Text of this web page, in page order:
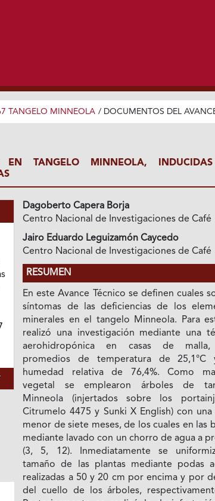
TANGELO MINNEOLA / DOCUMENTOS DEL
EN TANGELO MINNEOLA,
Dagoberto Capera Borja
Centro Nacional de Investigaciones de Café
Jairo Eduardo Leguizamón Caycedo
Centro Nacional de Investigaciones de Café
RESUMEN
En este Avance Técnico se definen cuales
síntomas de las deficiencias de los
minerales en el tangelo Minneola. Para
realizó una investigación mediante una
aerohidropónica en casas de
promedios de temperatura de 25,1°C
humedad relativa de 76,4%. Como
vegetal se emplearon árboles de
Minneola (injertados sobre los
Citrumelo 4475 y Sunki X English) con una
menor de siete meses, de los cuales en las
mediante lavado con un chorro de agua a
(3, 5, 12). Inmediatamente se
tamaño de las plantas mediante podas
realizadas a 50 y 20 cm por encima y por
del cuello de los árboles,